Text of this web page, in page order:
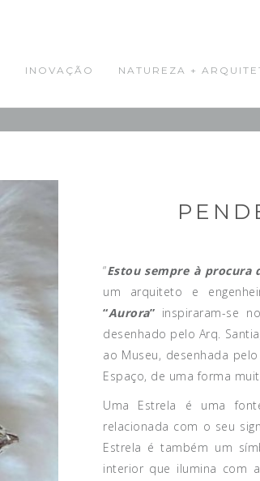
INOVAÇÃO NATUREZA +
“Estou sempre à procura
um arquiteto e
“Aurora” inspiraram-se
desenhado pelo Arq.
ao Museu, desenhada
Espaço, de uma forma
Uma Estrela é uma
relacionada com o seu
Estrela é também um
interior que ilumina com